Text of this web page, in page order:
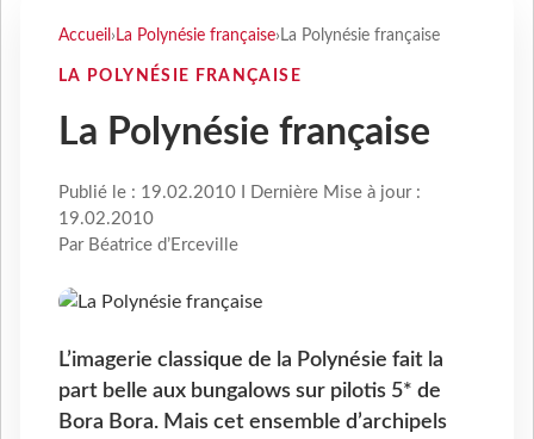
Accueil › La Polynésie française› La Polynésie française
LA POLYNÉSIE FRANÇAISE
La Polynésie française
Publié le : 19.02.2010 I Dernière Mise à jour :
19.02.2010
Par Béatrice d’Erceville
L’imagerie classique de la Polynésie fait la
part belle aux bungalows sur pilotis 5* de
Bora Bora. Mais cet ensemble d’archipels